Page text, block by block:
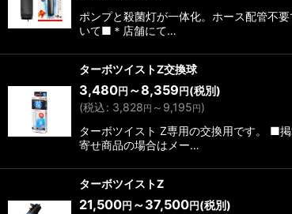
ポンプと殺菌灯が一体化。ホース配管不
いて■＊店舗にて…
ターボツイストZ交換球
3,480円 ～8,359 円 (税別)
(税込: 3,828円 ～9,195円)
ターボツイスト Z専用の交換用です。 ■
寄せ商品の場合はメー…
ターボツイストZ
21,500円 ～37,500円 (税別)